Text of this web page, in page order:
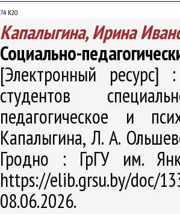
74 К20
Капалыгина, Ирина
Социально-
[Электронный ресурс]
студентов
педагогическое и
Капалыгина, Л. А.
Гродно : ГрГУ им.
https://elib.grsu.by/doc/
08.06.2026.